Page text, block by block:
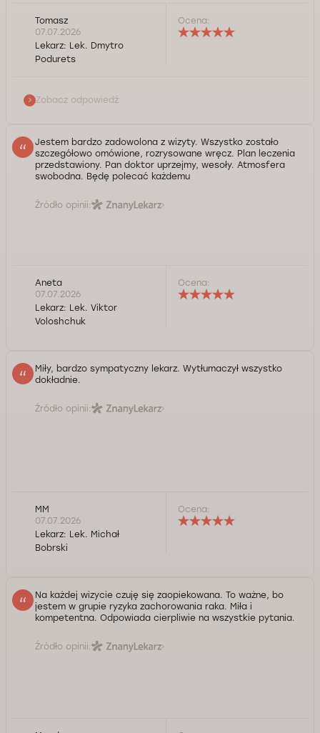
Serdecznie dziękuję Panu za opinią! Życzę zdrowia,
szczęścia i spełnienia marzeń! Pozdrawiam Dmytro
Tomasz
07.07.2026
Lekarz: Lek. Dmytro
Podurets
Ocena:
Zobacz odpowiedź
Jestem bardzo zadowolona z wizyty. Wszystko zostało
szczegółowo omówione, rozrysowane wręcz. Plan leczenia
przedstawiony. Pan doktor uprzejmy, wesoły. Atmosfera
swobodna. Będę polecać każdemu
Źródło opinii:
Aneta
07.07.2026
Lekarz: Lek. Viktor
Voloshchuk
Ocena:
Miły, bardzo sympatyczny lekarz. Wytłumaczył wszystko
dokładnie.
Źródło opinii:
MM
07.07.2026
Lekarz: Lek. Michał
Bobrski
Ocena:
Na każdej wizycie czuję się zaopiekowana. To ważne, bo
jestem w grupie ryzyka zachorowania raka. Miła i
kompetentna. Odpowiada cierpliwie na wszystkie pytania.
Źródło opinii: